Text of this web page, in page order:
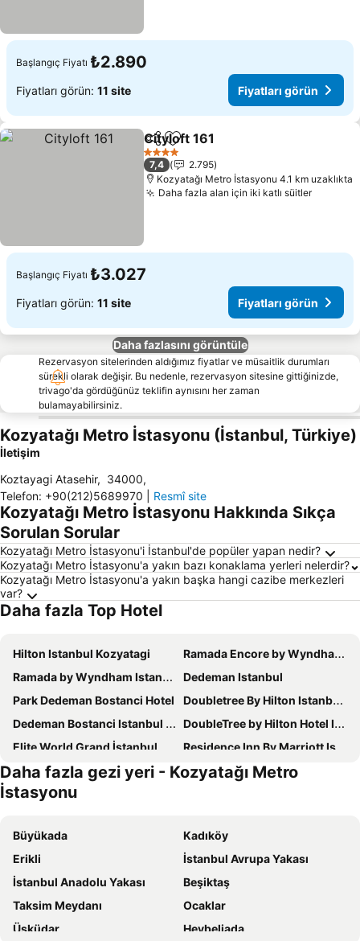
Başlangıç Fiyatı ₺2.890
Fiyatları görün: 11 site Fiyatları görün
PaylaşFavorilerime ekle
Cityloft 161
4 Yıldız
7,4
2.795
Kozyatağı Metro İstasyonu 4.1 km uzaklıkta
Daha fazla alan için iki katlı süitler
Başlangıç Fiyatı ₺3.027
Fiyatları görün: 11 site Fiyatları görün
Daha fazlasını görüntüle
Rezervasyon sitelerinden aldığımız fiyatlar ve müsaitlik durumları
sürekli olarak değişir. Bu nedenle, rezervasyon sitesine gittiğinizde,
trivago'da gördüğünüz teklifin aynısını her zaman
bulamayabilirsiniz.
Kozyatağı Metro İstasyonu (İstanbul, Türkiye)
İletişim
Koztayagi Atasehir, 34000,
Telefon: +90(212)5689970 Resmî site
Kozyatağı Metro İstasyonu Hakkında Sıkça
Sorulan Sorular
Kozyatağı Metro İstasyonu'i İstanbul'de popüler yapan nedir?
Kozyatağı Metro İstasyonu'a yakın bazı konaklama yerleri nelerdir?
Kozyatağı Metro İstasyonu'a yakın başka hangi cazibe merkezleri
var?
Daha fazla Top Hotel
Hilton Istanbul Kozyatagi
Ramada Encore by Wyndham Istanbul Bayrampasa
Ramada by Wyndham Istanbul Golden Horn
Dedeman Istanbul
Park Dedeman Bostanci Hotel
Doubletree By Hilton Istanbul Topkapı
Dedeman Bostanci Istanbul Hotel & Convention Center
DoubleTree by Hilton Hotel Istanbul - Moda
Elite World Grand İstanbul Küçükyalı
Residence Inn By Marriott Istanbul Atasehir
DoubleTree by Hilton Hotel Istanbul - Piyalepasa
Cityloft 161
Cityloft 81
The Bostancı Hotel
ibis Istanbul Zeytinburnu
Buyukada Cankaya Hotel
The Green Park Bostancı
Bof Hotels Ceo Suites Atasehir
The Roof Ada
Swissotel The Bosphorus Istanbul
Renaissance Istanbul Polat Bosphorus Hotel
Pera Palace Hotel
Ramada Hotel & Suites by Wyndham Istanbul Sisli
Daha fazla gezi yeri - Kozyatağı Metro
İstasyonu
Büyükada
Kadıköy
Erikli
İstanbul Avrupa Yakası
İstanbul Anadolu Yakası
Beşiktaş
Taksim Meydanı
Ocaklar
Üsküdar
Heybeliada